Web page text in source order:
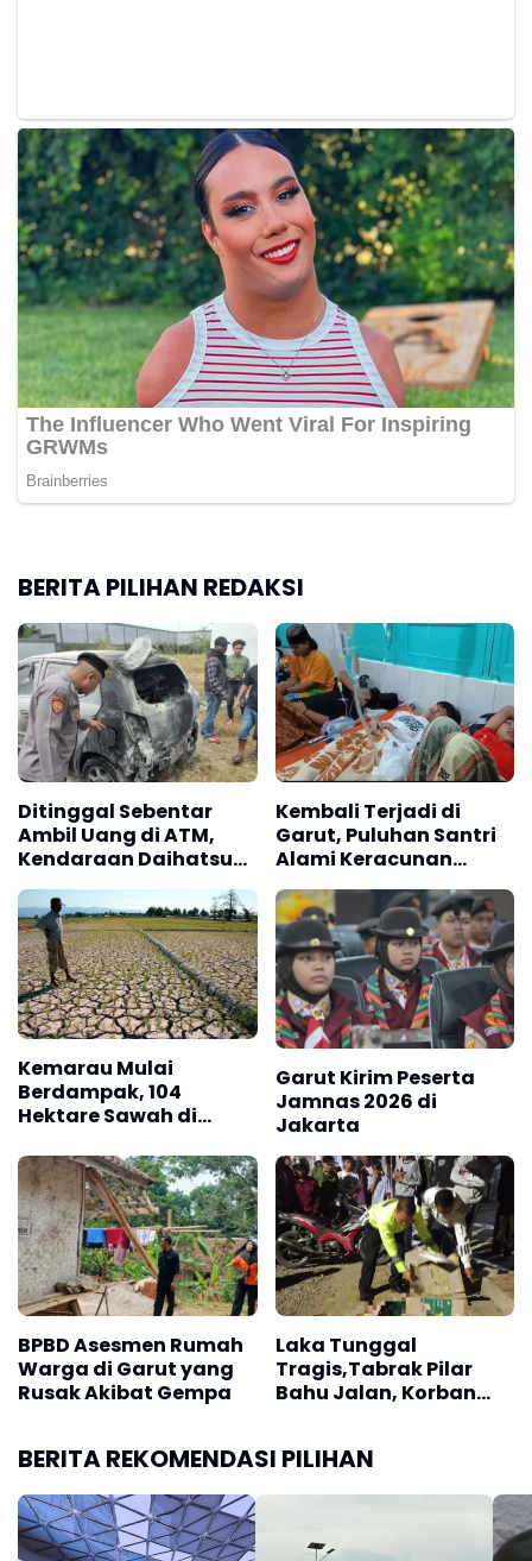
BERITA PILIHAN REDAKSI
Ditinggal Sebentar
Ambil Uang di ATM,
Kendaraan Daihatsu
Ayla Terbakar
Kembali Terjadi di
Garut, Puluhan Santri
Alami Keracunan
Diduga usai Santap
MBG
Kemarau Mulai
Berdampak, 104
Hektare Sawah di
Kekeringan
Garut Kirim Peserta
Jamnas 2026 di
Jakarta
BPBD Asesmen Rumah
Warga di Garut yang
Rusak Akibat Gempa
Laka Tunggal
Tragis,Tabrak Pilar
Bahu Jalan, Korban
BERITA REKOMENDASI PILIHAN